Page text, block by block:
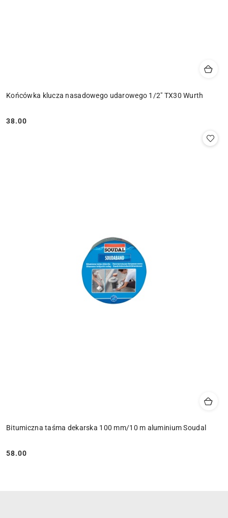
Końcówka klucza nasadowego udarowego 1/2" TX30 Wurth
Cena:
38.00
Bitumiczna taśma dekarska 100 mm/10 m aluminium Soudal
Cena:
58.00